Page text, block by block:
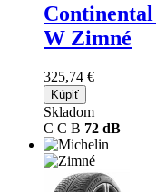
Continental
W Zimné
325,74 €
Kúpiť
Skladom
C C B 72 dB